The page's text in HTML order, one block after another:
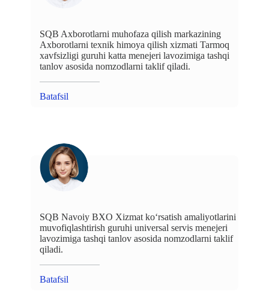
SQB Axborotlarni muhofaza qilish markazining
Axborotlarni texnik himoya qilish xizmati Tarmoq
xavfsizligi guruhi katta menejeri lavozimiga tashqi
tanlov asosida nomzodlarni taklif qiladi.
Batafsil
SQB Navoiy BXO Xizmat ko‘rsatish amaliyotlarini
muvofiqlashtirish guruhi universal servis menejeri
lavozimiga tashqi tanlov asosida nomzodlarni taklif
qiladi.
Batafsil